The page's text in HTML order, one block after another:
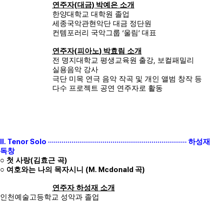
연주자(대금) 박예은 소개
한양대학교 대학원 졸업
세종국악관현악단 대금 정단원
컨템포러리 국악그룹 ‘울림’ 대표
연주자(피아노) 박효림 소개
전 명지대학교 평생교육원 출강, 보컬패밀리
실용음악 강사
극단 미목 연극 음악 작곡 및 개인 앨범 창작 등
다수 프로젝트 공연 연주자로 활동
II. Tenor Solo ······································································· 하성재
독창
○ 첫 사랑(김효근 곡)
○ 여호와는 나의 목자시니 (M. Mcdonald 곡)
연주자 하성재 소개
인천예술고등학교 성악과 졸업